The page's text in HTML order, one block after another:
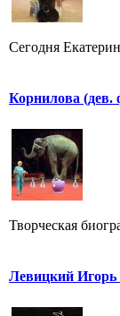
Сегодня
Корнилова
Творческая
Левицкий Игорь